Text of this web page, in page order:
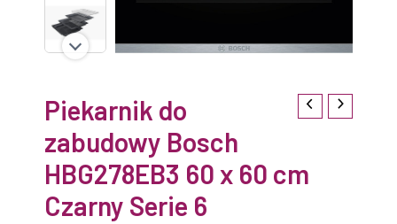
Piekarnik do
zabudowy Bosch
HBG278EB3 60 x 60 cm
Czarny Serie 6